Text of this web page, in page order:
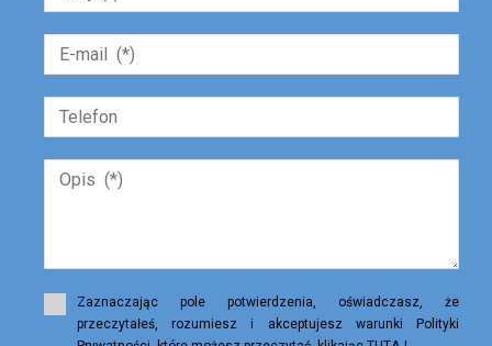
Zaznaczając pole potwierdzenia, oświadczasz, że
przeczytałeś, rozumiesz i akceptujesz warunki Polityki